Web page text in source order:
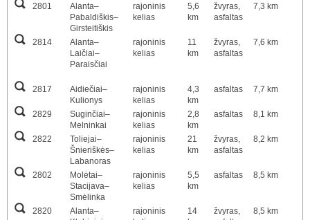
2801
Alanta–
Pabaldiškis–
Girsteitiškis
rajoninis
kelias
5,6
km
žvyras,
asfaltas
7,3 km
2814
Alanta–
Laičiai–
Paraisčiai
rajoninis
kelias
11
km
žvyras,
asfaltas
7,6 km
2817
Aidiečiai–
Kulionys
rajoninis
kelias
4,3
km
asfaltas 7,7 km
2829
Suginčiai–
Melninkai
rajoninis
kelias
2,8
km
asfaltas 8,1 km
2822
Toliejai–
Šnieriškės–
Labanoras
rajoninis
kelias
21
km
žvyras,
asfaltas
8,2 km
2802
Molėtai–
Stacijava–
Smėlinka
rajoninis
kelias
5,5
km
asfaltas 8,5 km
2820
Alanta–
rajoninis
14
žvyras,
8,5 km